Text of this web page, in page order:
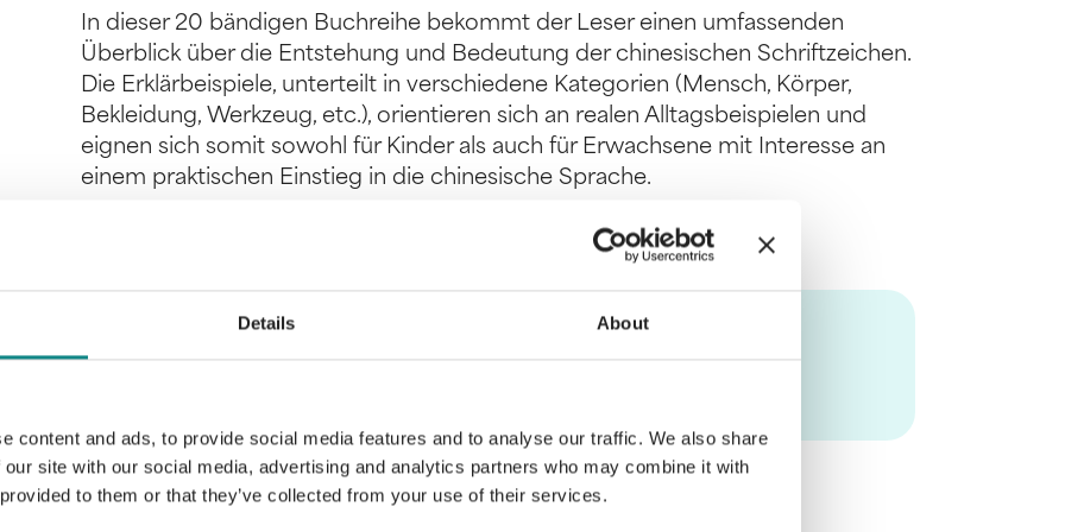
Details About
content and ads, to provide social media features and to analyse our traffic. We also share
site with our social media, advertising and analytics partners who may combine it with
to them or that they’ve collected from your use of their services.
In dieser 20 bändigen Buchreihe bekommt der Leser einen umfassenden
Überblick über die Entstehung und Bedeutung der chinesischen Schriftzeichen.
Die Erklärbeispiele, unterteilt in verschiedene Kategorien (Mensch, Körper,
Bekleidung, Werkzeug, etc.), orientieren sich an realen Alltagsbeispielen und
eignen sich somit sowohl für Kinder als auch für Erwachsene mit Interesse an
einem praktischen Einstieg in die chinesische Sprache.